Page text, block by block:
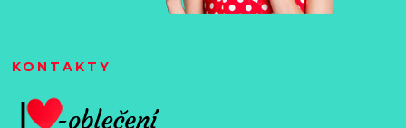
KONTAKTY